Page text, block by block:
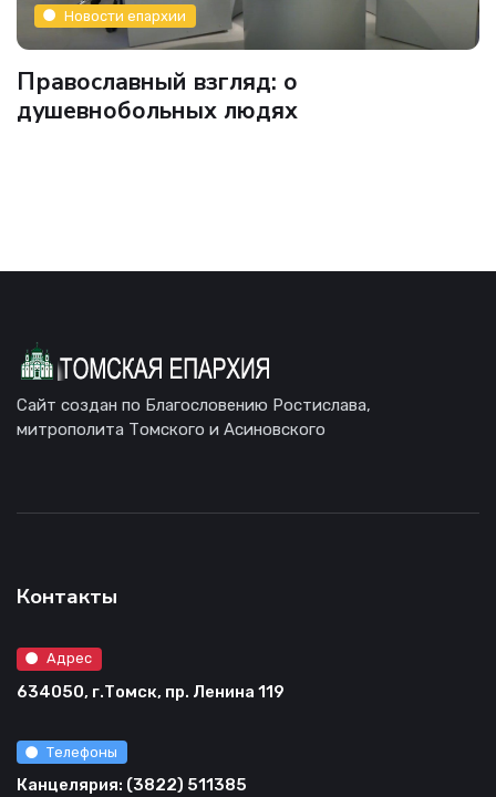
Новости епархии
Православный взгляд: о
душевнобольных людях
Сайт создан по Благословению Ростислава,
митрополита Томского и Асиновского
Контакты
Адрес
634050, г.Томск, пр. Ленина 119
Телефоны
Канцелярия: (3822) 511385